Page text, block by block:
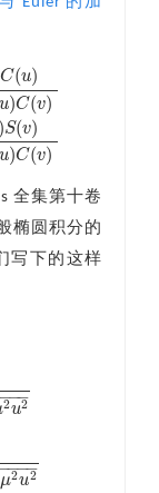
C(u)
u)C(v)
S(v)
u)C(v)
( v)C u
全集第十卷
椭圆积分的
写下的这样
2u2
−
−
μ2u2
−
−−